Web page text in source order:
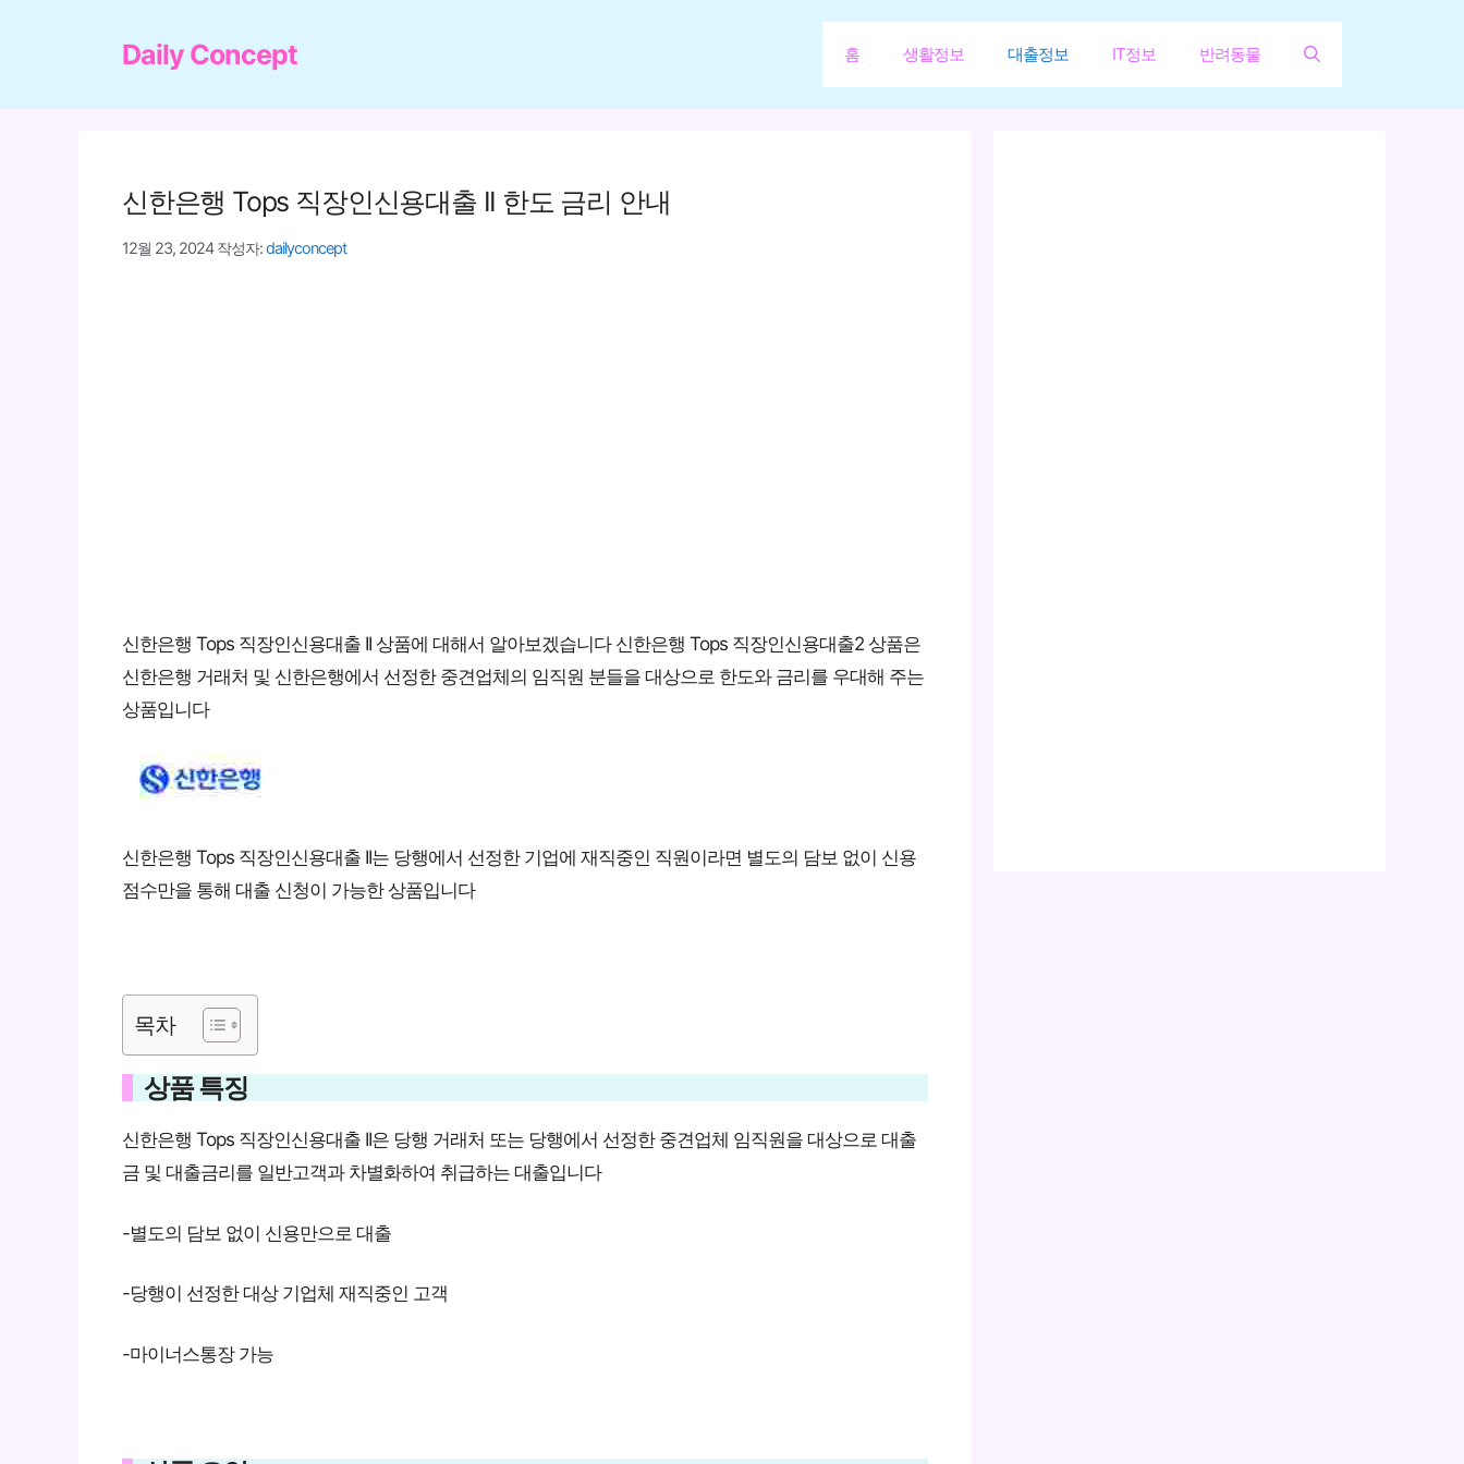
로
Daily Concept 홈 생활정보 대출정보 IT정보 반려동물
신한은행 Tops 직장인신용대출 II 한도 금리 안내
12월 23, 2024 작성자:dailyconcept
신한은행 Tops 직장인신용대출 II 상품에 대해서 알아보겠습니다 신한은행 Tops 직장인신용대출2 상품은
신한은행 거래처 및 신한은행에서 선정한 중견업체의 임직원 분들을 대상으로 한도와 금리를 우대해 주는
상품입니다
신한은행 Tops 직장인신용대출 II는 당행에서 선정한 기업에 재직중인 직원이라면 별도의 담보 없이 신용
점수만을 통해 대출 신청이 가능한 상품입니다
목차
상품 특징
신한은행 Tops 직장인신용대출 II은 당행 거래처 또는 당행에서 선정한 중견업체 임직원을 대상으로 대출
금 및 대출금리를 일반고객과 차별화하여 취급하는 대출입니다
-별도의 담보 없이 신용만으로 대출
-당행이 선정한 대상 기업체 재직중인 고객
-마이너스통장 가능